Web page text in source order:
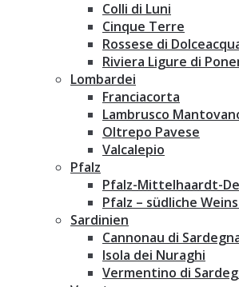
Colli di Luni
Cinque Terre
Rossese di
Riviera Ligure di
Lombardei
Franciacorta
Lambrusco
Oltrepo Pavese
Valcalepio
Pfalz
Pfalz-Mittelhaardt-
Pfalz – südliche
Sardinien
Cannonau di
Isola dei Nuraghi
Vermentino di